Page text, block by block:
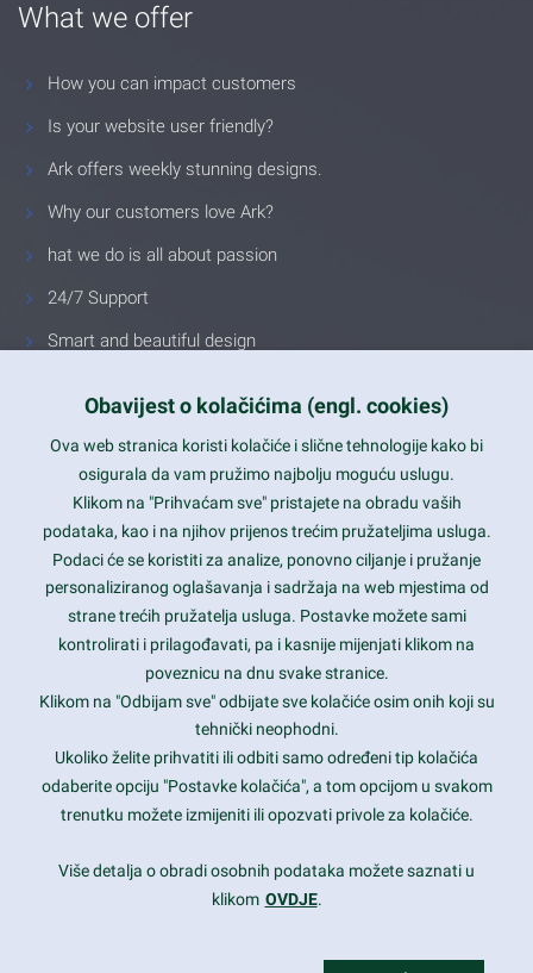
What we offer
How you can impact customers
Is your website user friendly?
Ark offers weekly stunning designs.
Why our customers love Ark?
hat we do is all about passion
24/7 Support
Smart and beautiful design
Latest trends and much more...
Contact Info
1600 Amphitheatre Parkway, Mountain View, CA 94043
prothemes.net@gmail.com
Daily: 9:00 am - 6:00 pm
Sunday: Closed
Copyright 2017FRESHFACE© All Rights Reserved
Obavijest o kolačićima (engl. cookies)
Ova web stranica koristi kolačiće i slične tehnologije kako bi
osigurala da vam pružimo najbolju moguću uslugu.
Klikom na "Prihvaćam sve" pristajete na obradu vaših
podataka, kao i na njihov prijenos trećim pružateljima usluga.
Podaci će se koristiti za analize, ponovno ciljanje i pružanje
personaliziranog oglašavanja i sadržaja na web mjestima od
strane trećih pružatelja usluga. Postavke možete sami
kontrolirati i prilagođavati, pa i kasnije mijenjati klikom na
poveznicu na dnu svake stranice.
Klikom na "Odbijam sve" odbijate sve kolačiće osim onih koji su
tehnički neophodni.
Ukoliko želite prihvatiti ili odbiti samo određeni tip kolačića
odaberite opciju "Postavke kolačića", a tom opcijom u svakom
trenutku možete izmijeniti ili opozvati privole za kolačiće.
Više detalja o obradi osobnih podataka možete saznati u
klikom OVDJE.